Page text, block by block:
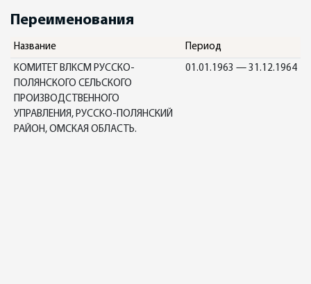
Переименования
Название Период
КОМИТЕТ ВЛКСМ РУССКО-
ПОЛЯНСКОГО СЕЛЬСКОГО
ПРОИЗВОДСТВЕННОГО
УПРАВЛЕНИЯ, РУССКО-ПОЛЯНСКИЙ
РАЙОН, ОМСКАЯ ОБЛАСТЬ.
01.01.1963 — 31.12.1964